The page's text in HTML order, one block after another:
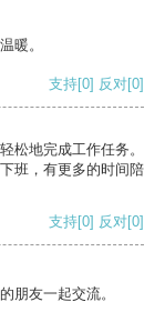
暖。
支持[0] 反对[0]
松地完成工作任务。
班，有更多的时间陪
支持[0] 反对[0]
朋友一起交流。